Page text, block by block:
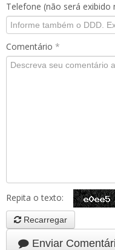
Telefone (não será exibido
Comentário *
Repita o texto:
Recarregar
Enviar